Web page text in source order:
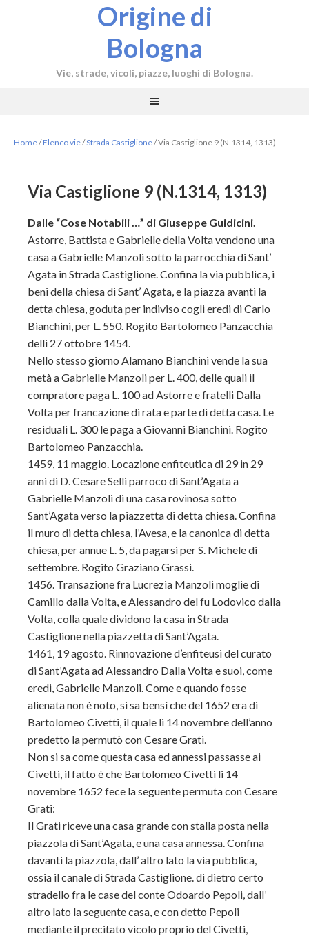
Origine di
Bologna
Vie, strade, vicoli, piazze, luoghi di Bologna.
Home/Elenco vie/Strada Castiglione/Via Castiglione 9 (N.1314, 1313)
Via Castiglione 9 (N.1314, 1313)
Dalle “Cose Notabili …” di Giuseppe Guidicini.
Astorre, Battista e Gabrielle della Volta vendono una
casa a Gabrielle Manzoli sotto la parrocchia di Sant’
Agata in Strada Castiglione. Confina la via pubblica, i
beni della chiesa di Sant’ Agata, e la piazza avanti la
detta chiesa, goduta per indiviso cogli eredi di Carlo
Bianchini, per L. 550. Rogito Bartolomeo Panzacchia
delli 27 ottobre 1454.
Nello stesso giorno Alamano Bianchini vende la sua
metà a Gabrielle Manzoli per L. 400, delle quali il
compratore paga L. 100 ad Astorre e fratelli Dalla
Volta per francazione di rata e parte di detta casa. Le
residuali L. 300 le paga a Giovanni Bianchini. Rogito
Bartolomeo Panzacchia.
1459, 11 maggio. Locazione enfiteutica di 29 in 29
anni di D. Cesare Selli parroco di Sant’Agata a
Gabrielle Manzoli di una casa rovinosa sotto
Sant’Agata verso la piazzetta di detta chiesa. Confina
il muro di detta chiesa, l’Avesa, e la canonica di detta
chiesa, per annue L. 5, da pagarsi per S. Michele di
settembre. Rogito Graziano Grassi.
1456. Transazione fra Lucrezia Manzoli moglie di
Camillo dalla Volta, e Alessandro del fu Lodovico dalla
Volta, colla quale dividono la casa in Strada
Castiglione nella piazzetta di Sant’Agata.
1461, 19 agosto. Rinnovazione d’enfiteusi del curato
di Sant’Agata ad Alessandro Dalla Volta e suoi, come
eredi, Gabrielle Manzoli. Come e quando fosse
alienata non è noto, si sa bensì che del 1652 era di
Bartolomeo Civetti, il quale li 14 novembre dell’anno
predetto la permutò con Cesare Grati.
Non si sa come questa casa ed annessi passasse ai
Civetti, il fatto è che Bartolomeo Civetti li 14
novembre 1652 fece la seguente permuta con Cesare
Grati:
Il Grati riceve una casa grande con stalla posta nella
piazzola di Sant’Agata, e una casa annessa. Confina
davanti la piazzola, dall’ altro lato la via pubblica,
ossia il canale di Strada Castiglione. di dietro certo
stradello fra le case del conte Odoardo Pepoli, dall’
altro lato la seguente casa, e con detto Pepoli
mediante il precitato vicolo proprio del Civetti,